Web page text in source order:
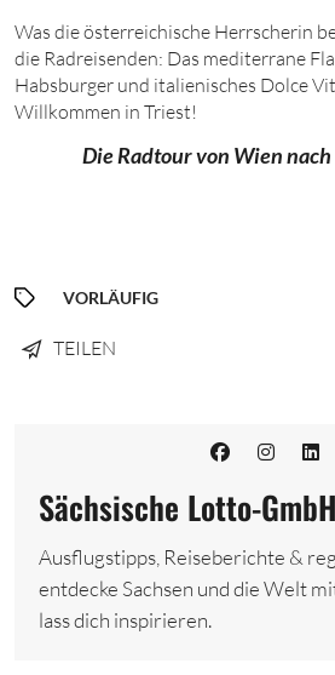
Was die österreichische Herrscherin
die Radreisenden: Das mediterrane
Habsburger und italienisches Dolce
Willkommen in Triest!
Die Radtour von Wien
VORLÄUFIG
TEILEN
Sächsische Lotto-GmbH
Ausflugstipps, Reiseberichte &
entdecke Sachsen und die Welt
lass dich inspirieren.